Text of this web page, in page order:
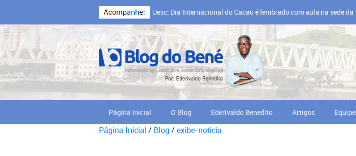
Uesc: Dia Internacional do Cacau é lembrado com aula na sede da
Cooperativa Cabruca, em Ilhéus
Página Inicial O Blog Ederivaldo Benedito Artigos Equipe
Página Inicial / Blog / exibe-noticia